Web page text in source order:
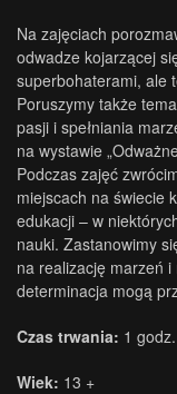
Na zajęciach
odwadze kojarzącej
superbohaterami, ale
Poruszymy także
pasji i spełniania
na wystawie
Podczas zajęć
miejscach na świecie
edukacji – w
nauki. Zastanowimy
na realizację marzeń
determinacja mogą
Czas trwania: 1 godz.
Wiek: 13 +